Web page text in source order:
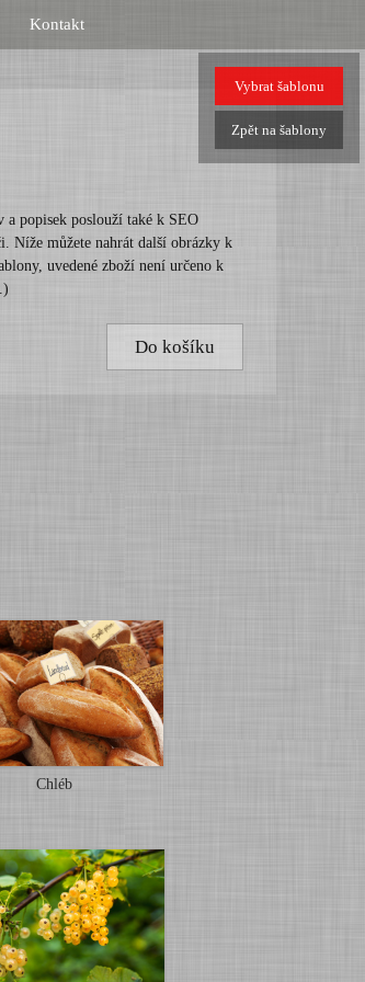
Kontakt
a popisek poslouží také k SEO
Níže můžete nahrát další obrázky k
uvedené zboží není určeno k
Do košíku
Chléb
Vybratšablonu
Zpět na šablony